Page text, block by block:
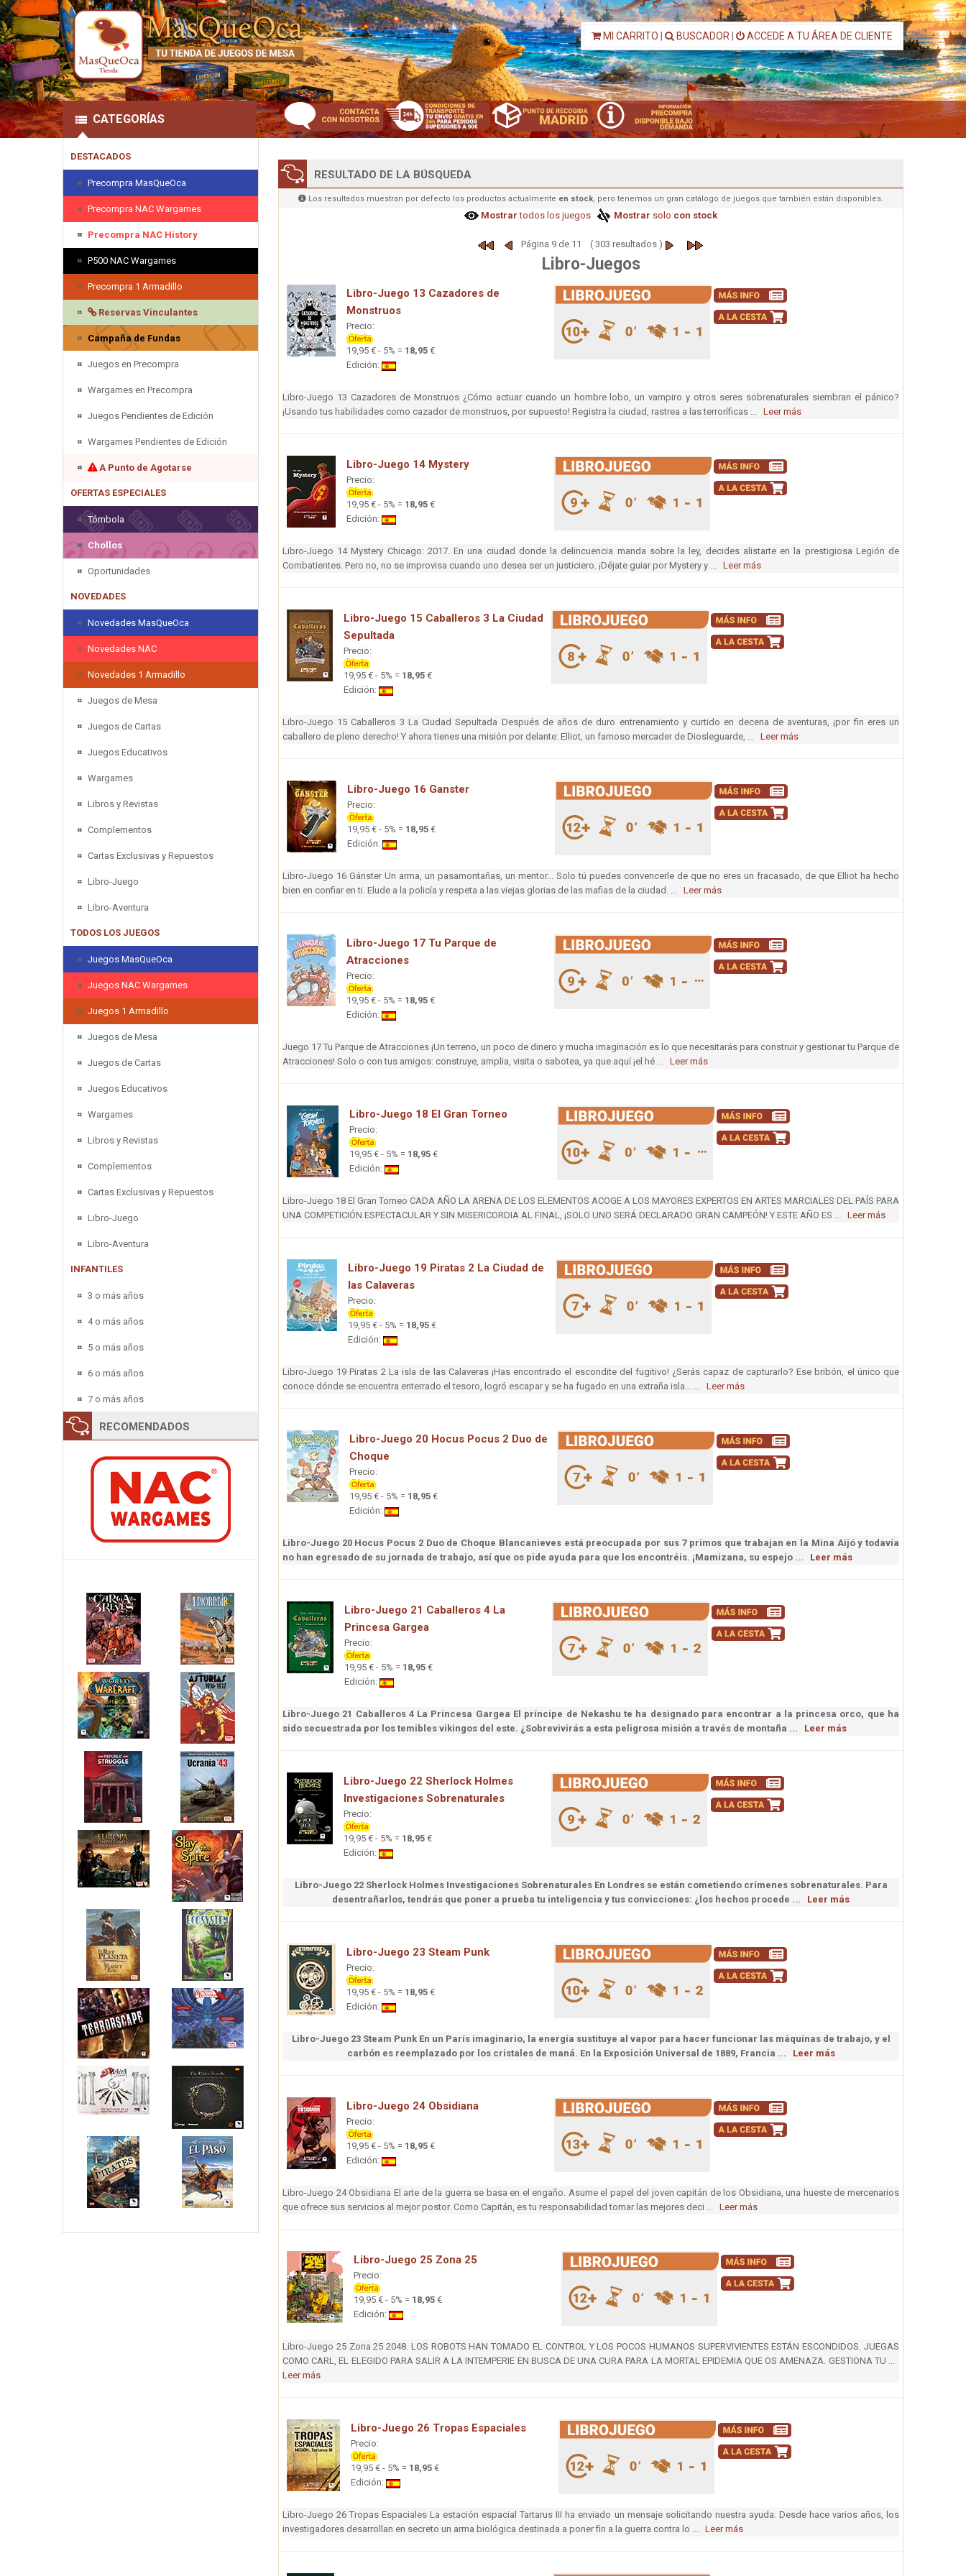
MI CARRITO BUSCADOR ACCEDE A TU ÁREA DE CLIENTE
CATEGORÍAS
DESTACADOS
Precompra MasQueOca
Precompra NAC Wargames
Precompra NAC History
P500 NAC Wargames
Precompra 1 Armadillo
Reservas Vinculantes
Campaña de Fundas
Juegos en Precompra
Wargames en Precompra
Juegos Pendientes de Edición
Wargames Pendientes de Edición
A Punto de Agotarse
OFERTAS ESPECIALES
Tómbola
Chollos
Oportunidades
NOVEDADES
Novedades MasQueOca
Novedades NAC
Novedades 1 Armadillo
Juegos de Mesa
Juegos de Cartas
Juegos Educativos
Wargames
Libros y Revistas
Complementos
Cartas Exclusivas y Repuestos
Libro-Juego
Libro-Aventura
TODOS LOS JUEGOS
Juegos MasQueOca
Juegos NAC Wargames
Juegos 1 Armadillo
Juegos de Mesa
Juegos de Cartas
Juegos Educativos
Wargames
Libros y Revistas
Complementos
Cartas Exclusivas y Repuestos
Libro-Juego
Libro-Aventura
INFANTILES
3 o más años
4 o más años
5 o más años
6 o más años
7 o más años
RECOMENDADOS
RESULTADO DE LA BÚSQUEDA
Los resultados muestran por defecto los productos actualmente en stock, pero tenemos un gran catálogo de juegos que también están disponibles.
Mostrar todos los juegos Mostrar solo con stock
Página 9 de 11 ( 303 resultados )
Libro-Juegos
Libro-Juego 13 Cazadores de
Monstruos
Precio:
19,95 € - 5% = 18,95 €
Edición:
Libro-Juego 13 Cazadores de Monstruos ¿Cómo actuar cuando un hombre lobo, un vampiro y otros seres sobrenaturales siembran el pánico?
¡Usando tus habilidades como cazador de monstruos, por supuesto! Registra la ciudad, rastrea a las terroríficas ... Leer más
Libro-Juego 14 Mystery
Precio:
19,95 € - 5% = 18,95 €
Edición:
Libro-Juego 14 Mystery Chicago: 2017. En una ciudad donde la delincuencia manda sobre la ley, decides alistarte en la prestigiosa Legión de
Combatientes. Pero no, no se improvisa cuando uno desea ser un justiciero. ¡Déjate guiar por Mystery y ... Leer más
Libro-Juego 15 Caballeros 3 La Ciudad
Sepultada
Precio:
19,95 € - 5% = 18,95 €
Edición:
Libro-Juego 15 Caballeros 3 La Ciudad Sepultada Después de años de duro entrenamiento y curtido en decena de aventuras, ¡por fin eres un
caballero de pleno derecho! Y ahora tienes una misión por delante: Elliot, un famoso mercader de Diosleguarde, ... Leer más
Libro-Juego 16 Ganster
Precio:
19,95 € - 5% = 18,95 €
Edición:
Libro-Juego 16 Gánster Un arma, un pasamontañas, un mentor... Solo tú puedes convencerle de que no eres un fracasado, de que Elliot ha hecho
bien en confiar en ti. Elude a la policía y respeta a las viejas glorias de las mafias de la ciudad. ... Leer más
Libro-Juego 17 Tu Parque de
Atracciones
Precio:
19,95 € - 5% = 18,95 €
Edición:
Juego 17 Tu Parque de Atracciones ¡Un terreno, un poco de dinero y mucha imaginación es lo que necesitarás para construir y gestionar tu Parque de
Atracciones! Solo o con tus amigos: construye, amplia, visita o sabotea, ya que aquí ¡el hé ... Leer más
Libro-Juego 18 El Gran Torneo
Precio:
19,95 € - 5% = 18,95 €
Edición:
Libro-Juego 18 El Gran Torneo CADA AÑO LA ARENA DE LOS ELEMENTOS ACOGE A LOS MAYORES EXPERTOS EN ARTES MARCIALES DEL PAÍS PARA
UNA COMPETICIÓN ESPECTACULAR Y SIN MISERICORDIA AL FINAL, ¡SOLO UNO SERÁ DECLARADO GRAN CAMPEÓN! Y ESTE AÑO ES ... Leer más
Libro-Juego 19 Piratas 2 La Ciudad de
las Calaveras
Precio:
19,95 € - 5% = 18,95 €
Edición:
Libro-Juego 19 Piratas 2 La isla de las Calaveras ¡Has encontrado el escondite del fugitivo! ¿Serás capaz de capturarlo? Ese bribón, el único que
conoce dónde se encuentra enterrado el tesoro, logró escapar y se ha fugado en una extraña isla... ... Leer más
Libro-Juego 20 Hocus Pocus 2 Duo de
Choque
Precio:
19,95 € - 5% = 18,95 €
Edición:
Libro-Juego 20 Hocus Pocus 2 Duo de Choque Blancanieves está preocupada por sus 7 primos que trabajan en la Mina Aijó y todavía
no han egresado de su jornada de trabajo, así que os pide ayuda para que los encontréis. ¡Mamizana, su espejo ... Leer más
Libro-Juego 21 Caballeros 4 La
Princesa Gargea
Precio:
19,95 € - 5% = 18,95 €
Edición:
Libro-Juego 21 Caballeros 4 La Princesa Gargea El príncipe de Nekashu te ha designado para encontrar a la princesa orco, que ha
sido secuestrada por los temibles vikingos del este. ¿Sobrevivirás a esta peligrosa misión a través de montaña ... Leer más
Libro-Juego 22 Sherlock Holmes
Investigaciones Sobrenaturales
Precio:
19,95 € - 5% = 18,95 €
Edición:
Libro-Juego 22 Sherlock Holmes Investigaciones Sobrenaturales En Londres se están cometiendo crímenes sobrenaturales. Para
desentrañarlos, tendrás que poner a prueba tu inteligencia y tus convicciones: ¿los hechos procede ... Leer más
Libro-Juego 23 Steam Punk
Precio:
19,95 € - 5% = 18,95 €
Edición:
Libro-Juego 23 Steam Punk En un París imaginario, la energía sustituye al vapor para hacer funcionar las máquinas de trabajo, y el
carbón es reemplazado por los cristales de maná. En la Exposición Universal de 1889, Francia ... Leer más
Libro-Juego 24 Obsidiana
Precio:
19,95 € - 5% = 18,95 €
Edición:
Libro-Juego 24 Obsidiana El arte de la guerra se basa en el engaño. Asume el papel del joven capitán de los Obsidiana, una hueste de mercenarios
que ofrece sus servicios al mejor postor. Como Capitán, es tu responsabilidad tomar las mejores deci ... Leer más
Libro-Juego 25 Zona 25
Precio:
19,95 € - 5% = 18,95 €
Edición:
Libro-Juego 25 Zona 25 2048. LOS ROBOTS HAN TOMADO EL CONTROL Y LOS POCOS HUMANOS SUPERVIVIENTES ESTÁN ESCONDIDOS. JUEGAS
COMO CARL, EL ELEGIDO PARA SALIR A LA INTEMPERIE EN BUSCA DE UNA CURA PARA LA MORTAL EPIDEMIA QUE OS AMENAZA. GESTIONA TU ...
Leer más
Libro-Juego 26 Tropas Espaciales
Precio:
19,95 € - 5% = 18,95 €
Edición:
Libro-Juego 26 Tropas Espaciales La estación espacial Tartarus III ha enviado un mensaje solicitando nuestra ayuda. Desde hace varios años, los
investigadores desarrollan en secreto un arma biológica destinada a poner fin a la guerra contra lo ... Leer más